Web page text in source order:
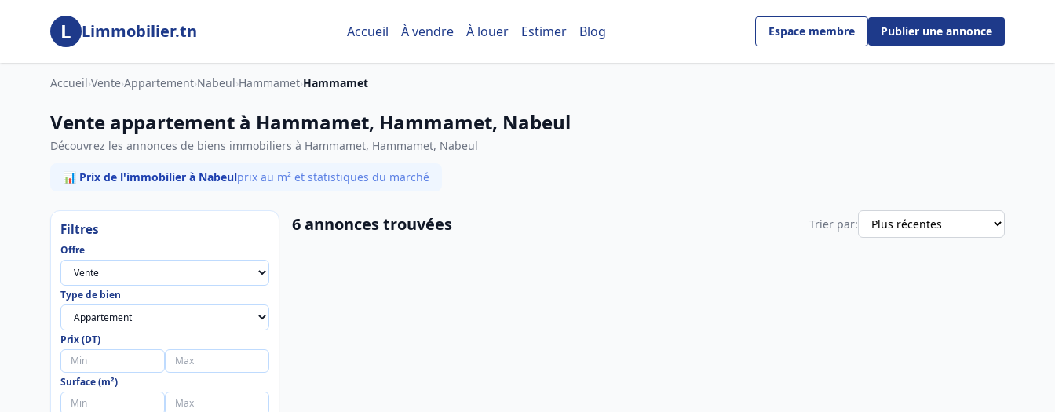
Aller au contenu principal
L Limmobilier.tn Accueil À vendre À louer Estimer Blog Espace membre Publier une annonce
Accueil›Vente›Appartement›Nabeul›Hammamet›Hammamet
Vente appartement à Hammamet, Hammamet, Nabeul
Découvrez les annonces de biens immobiliers à Hammamet, Hammamet, Nabeul
📊 Prix de l'immobilier à Nabeulprix au m² et statistiques du marché
Filtres
Offre
Type de bien
Prix (DT)
Surface (m²)
6 annonces trouvées Trier par: